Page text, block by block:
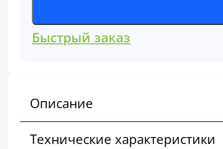
воздушный
Komatsu
600-
Быстрый заказ
Описание
Технические характеристики